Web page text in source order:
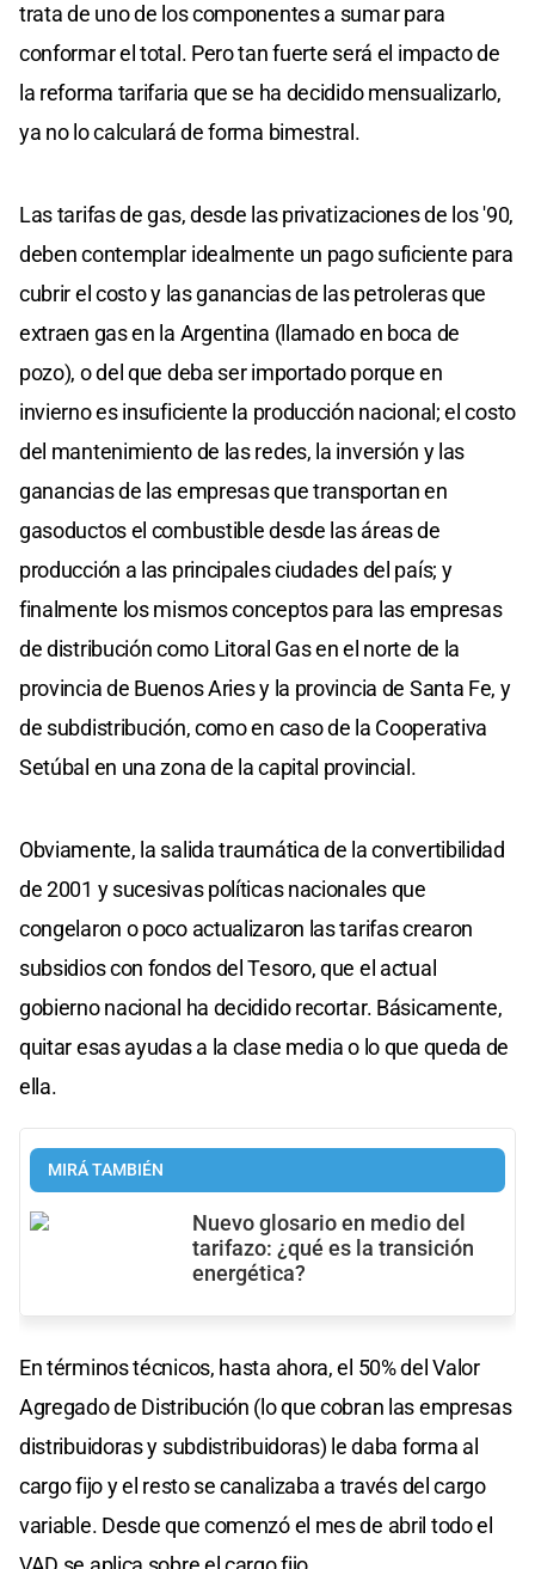
trata de uno de los componentes a sumar para
conformar el total. Pero tan fuerte será el impacto de
la reforma tarifaria que se ha decidido mensualizarlo,
ya no lo calculará de forma bimestral.
Las tarifas de gas, desde las privatizaciones de los '90,
deben contemplar idealmente un pago suficiente para
cubrir el costo y las ganancias de las petroleras que
extraen gas en la Argentina (llamado en boca de
pozo), o del que deba ser importado porque en
invierno es insuficiente la producción nacional; el costo
del mantenimiento de las redes, la inversión y las
ganancias de las empresas que transportan en
gasoductos el combustible desde las áreas de
producción a las principales ciudades del país; y
finalmente los mismos conceptos para las empresas
de distribución como Litoral Gas en el norte de la
provincia de Buenos Aries y la provincia de Santa Fe, y
de subdistribución, como en caso de la Cooperativa
Setúbal en una zona de la capital provincial.
Obviamente, la salida traumática de la convertibilidad
de 2001 y sucesivas políticas nacionales que
congelaron o poco actualizaron las tarifas crearon
subsidios con fondos del Tesoro, que el actual
gobierno nacional ha decidido recortar. Básicamente,
quitar esas ayudas a la clase media o lo que queda de
ella.
MIRÁ TAMBIÉN
Nuevo glosario en medio del
tarifazo: ¿qué es la transición
energética?
En términos técnicos, hasta ahora, el 50% del Valor
Agregado de Distribución (lo que cobran las empresas
distribuidoras y subdistribuidoras) le daba forma al
cargo fijo y el resto se canalizaba a través del cargo
variable. Desde que comenzó el mes de abril todo el